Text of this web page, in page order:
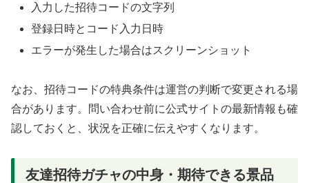
入力した招待コードの文字列
登録日時とコード入力日時
エラーが発生した場合はスクリーンショット
なお、招待コードの特典条件は運営の判断で変更される場
合があります。問い合わせ前に公式サイトの最新情報も確
認しておくと、状況を正確に伝えやすくなります。
友達招待ガチャの中身・期待できる景品